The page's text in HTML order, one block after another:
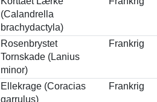
(Calandrella
brachydactyla)
Rosenbrystet
Tornskade (Lanius
minor)
Frankrig
Ellekrage (Coracias
garrulus)
Frankrig